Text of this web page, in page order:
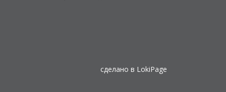
сделано в LokiPage